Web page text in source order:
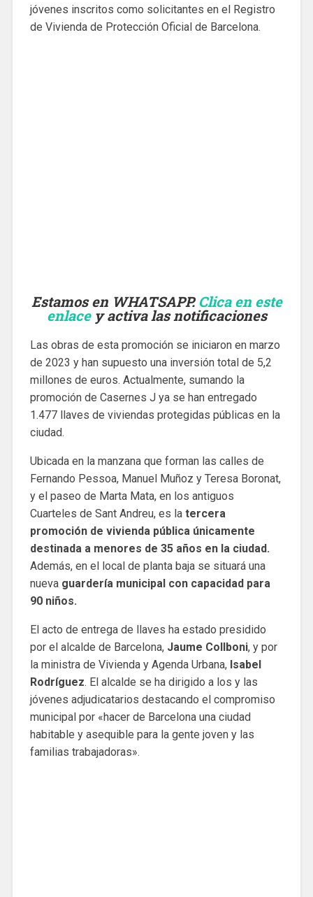
jóvenes inscritos como solicitantes en el Registro
de Vivienda de Protección Oficial de Barcelona.
Estamos en WHATSAPP. Clica en este
enlacey activa las notificaciones
Las obras de esta promoción se iniciaron en marzo
de 2023 y han supuesto una inversión total de 5,2
millones de euros. Actualmente, sumando la
promoción de Casernes J ya se han entregado
1.477 llaves de viviendas protegidas públicas en la
ciudad.
Ubicada en la manzana que forman las calles de
Fernando Pessoa, Manuel Muñoz y Teresa Boronat,
y el paseo de Marta Mata, en los antiguos
Cuarteles de Sant Andreu, es la tercera
promoción de vivienda pública únicamente
destinada a menores de 35 años en la ciudad.
Además, en el local de planta baja se situará una
nueva guardería municipal con capacidad para
90 niños.
El acto de entrega de llaves ha estado presidido
por el alcalde de Barcelona, ​​ Jaume Collboni, y por
la ministra de Vivienda y Agenda Urbana, Isabel
Rodríguez. El alcalde se ha dirigido a los y las
jóvenes adjudicatarios destacando el compromiso
municipal por «hacer de Barcelona una ciudad
habitable y asequible para la gente joven y las
familias trabajadoras».